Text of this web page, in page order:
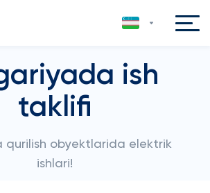
ish
taklifi
qurilish obyektlarida elektrik
ishlari!